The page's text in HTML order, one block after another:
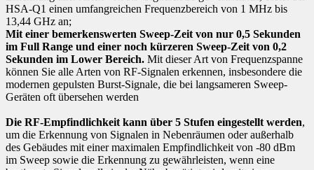
HSA-Q1 einen umfangreichen Frequenzbereich von 1 MHz bis
13,44 GHz an;
Mit einer bemerkenswerten Sweep-Zeit von nur 0,5 Sekunden
im Full Range und einer noch kürzeren Sweep-Zeit von 0,2
Sekunden im Lower Bereich. Mit dieser Art von Frequenzspanne
können Sie alle Arten von RF-Signalen erkennen, insbesondere die
modernen gepulsten Burst-Signale, die bei langsameren Sweep-
Geräten oft übersehen werden
Die RF-Empfindlichkeit kann über 5 Stufen eingestellt werden,
um die Erkennung von Signalen in Nebenräumen oder außerhalb
des Gebäudes mit einer maximalen Empfindlichkeit von -80 dBm
im Sweep sowie die Erkennung zu gewährleisten, wenn eine